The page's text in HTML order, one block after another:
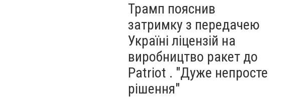
Трамп пояснив
затримку з передачею
Україні ліцензій на
виробництво ракет до
Patriot . "Дуже непросте
рішення"